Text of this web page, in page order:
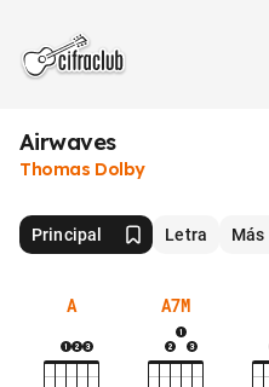
Airwaves
Thomas Dolby
Principal Letra Más
A A7M